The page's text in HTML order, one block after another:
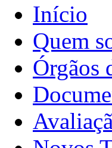
Início
Quem
Órgãos